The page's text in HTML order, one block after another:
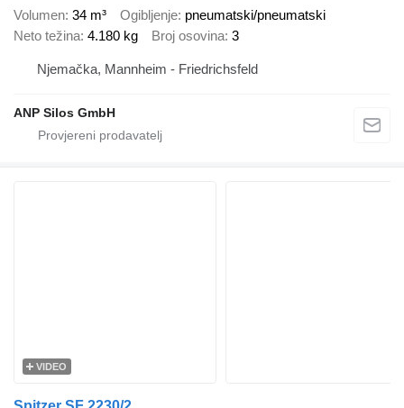
Volumen 34 m³ Ogibljenje pneumatski/pneumatski
Neto težina 4.180 kg Broj osovina 3
Njemačka, Mannheim - Friedrichsfeld
ANP Silos GmbH
VIDEO